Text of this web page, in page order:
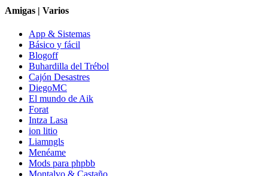
Amigas | Varios
App & Sistemas
Básico y fácil
Blogoff
Buhardilla del Trébol
Cajón Desastres
DiegoMC
El mundo de Aik
Forat
Intza Lasa
ion litio
Liamngls
Menéame
Mods para phpbb